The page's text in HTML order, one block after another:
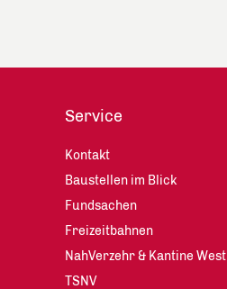
Service
Kontakt
Baustellen im Blick
Fundsachen
Freizeitbahnen
NahVerzehr & Kantine West
TSNV